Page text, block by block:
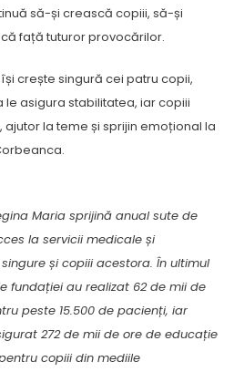
să-și crească copiii, să-și
față tuturor provocărilor.
crește singură cei patru copii,
le asigura stabilitatea, iar copiii
la teme și sprijin emoțional la
Maria sprijină anual sute de
la servicii medicale și
și copiii acestora. În ultimul
fundației au realizat 62 de mii de
peste 15.500 de pacienți, iar
272 de mii de ore de educație
copiii din mediile